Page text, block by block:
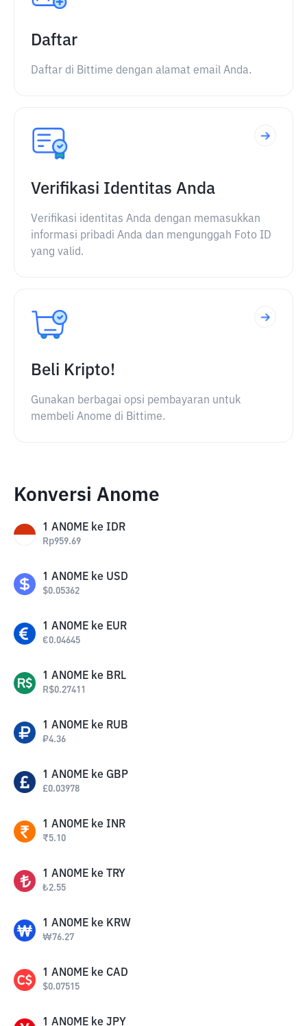
Daftar
Daftar di Bittime dengan alamat email Anda.
Verifikasi Identitas Anda
Verifikasi identitas Anda dengan memasukkan
informasi pribadi Anda dan mengunggah Foto ID
yang valid.
Beli Kripto!
Gunakan berbagai opsi pembayaran untuk
membeli Anome di Bittime.
Konversi Anome
1 ANOME ke IDR
Rp959.69
1 ANOME ke USD
$0.05362
1 ANOME ke EUR
€0.04645
1 ANOME ke BRL
R$0.27411
1 ANOME ke RUB
₽4.36
1 ANOME ke GBP
£0.03978
1 ANOME ke INR
₹5.10
1 ANOME ke TRY
₺2.55
1 ANOME ke KRW
₩76.27
1 ANOME ke CAD
$0.07515
1 ANOME ke JPY